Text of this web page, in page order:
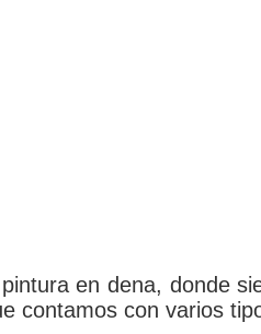
en dena, donde
contamos con varios